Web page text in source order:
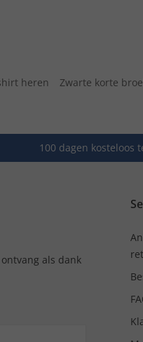
heren Zwarte korte
100 dagen kosteloos
als dank